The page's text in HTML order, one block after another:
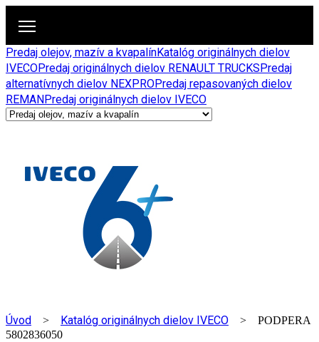
Predaj olejov, mazív a kvapalínKatalóg originálnych dielov
IVECOPredaj originálnych dielov RENAULT TRUCKSPredaj
alternatívnych dielov NEXPROPredaj repasovaných dielov
REMANPredaj originálnych dielov IVECO
Úvod > Katalóg originálnych dielov IVECO > PODPERA
5802836050